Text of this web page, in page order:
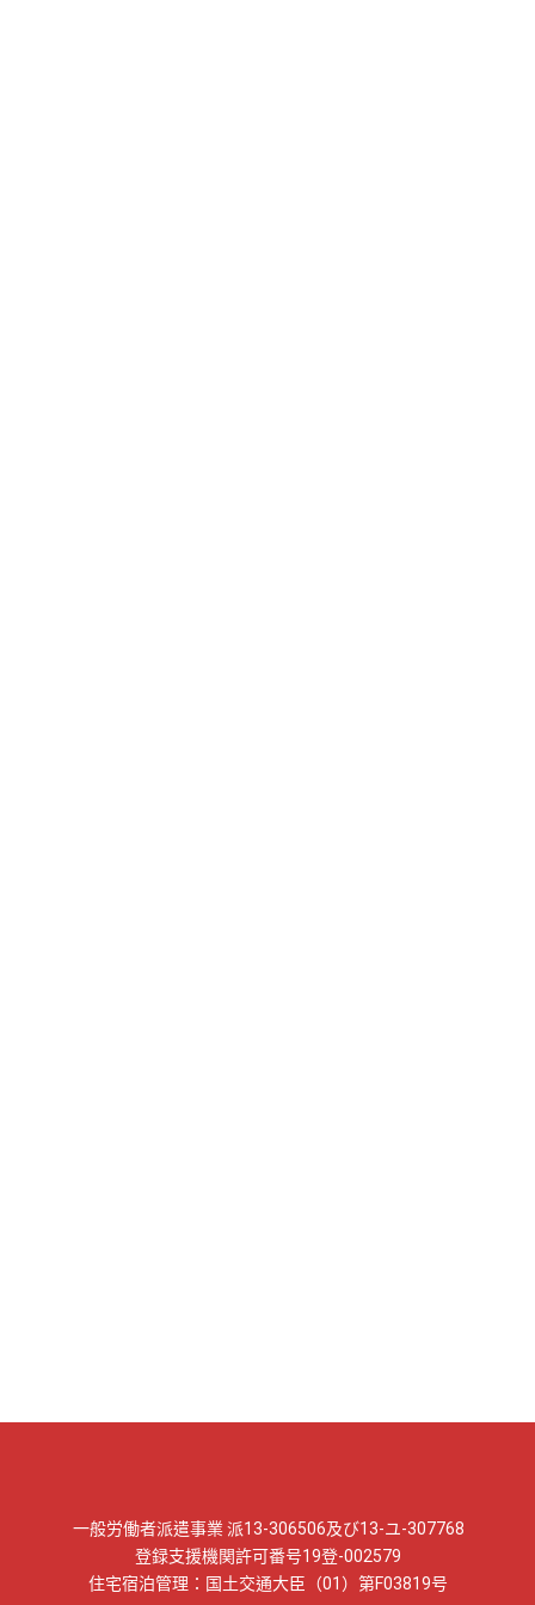
一般労働者派遣事業 派13-306506及び13-ユ-307768
登録支援機関許可番号19登-002579
住宅宿泊管理：国土交通大臣（01）第F03819号